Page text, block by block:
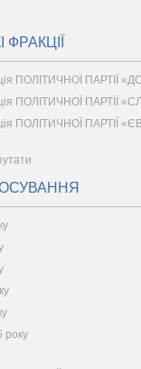
ПОЛІТИЧНОЇ ПАРТІЇ
ПОЛІТИЧНОЇ ПАРТІЇ
ПОЛІТИЧНОЇ ПАРТІЇ
року